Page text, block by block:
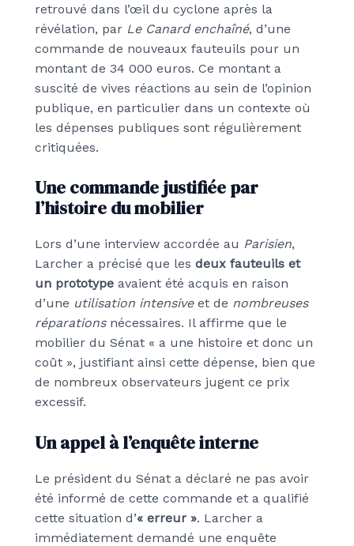
retrouvé dans l’œil du cyclone après la
révélation, par Le Canard enchaîné, d’une
commande de nouveaux fauteuils pour un
montant de 34 000 euros. Ce montant a
suscité de vives réactions au sein de l’opinion
publique, en particulier dans un contexte où
les dépenses publiques sont régulièrement
critiquées.
Une commande justifiée par
l’histoire du mobilier
Lors d’une interview accordée au Parisien,
Larcher a précisé que les deux fauteuils et
un prototype avaient été acquis en raison
d’une utilisation intensiveet de nombreuses
réparationsnécessaires. Il affirme que le
mobilier du Sénat « a une histoire et donc un
coût », justifiant ainsi cette dépense, bien que
de nombreux observateurs jugent ce prix
excessif.
Un appel à l’enquête interne
Le président du Sénat a déclaré ne pas avoir
été informé de cette commande et a qualifié
cette situation d’« erreur ». Larcher a
immédiatement demandé une enquête